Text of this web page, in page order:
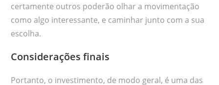
certamente outros poderão olhar a movimentação
como algo interessante, e caminhar junto com a sua
escolha.
Considerações finais
Portanto, o investimento, de modo geral, é uma das